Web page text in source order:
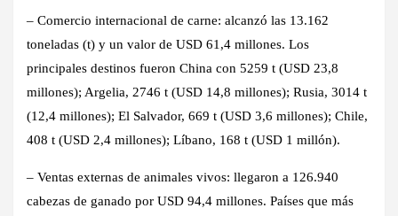
– Comercio internacional de carne: alcanzó las 13.162
toneladas (t) y un valor de USD 61,4 millones. Los
principales destinos fueron China con 5259 t (USD 23,8
millones); Argelia, 2746 t (USD 14,8 millones); Rusia, 3014 t
(12,4 millones); El Salvador, 669 t (USD 3,6 millones); Chile,
408 t (USD 2,4 millones); Líbano, 168 t (USD 1 millón).
– Ventas externas de animales vivos: llegaron a 126.940
cabezas de ganado por USD 94,4 millones. Países que más